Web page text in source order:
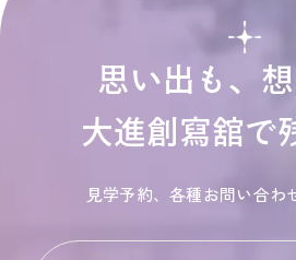
思い出も、想
大進創寫舘で
見学予約、各種お問い合わ